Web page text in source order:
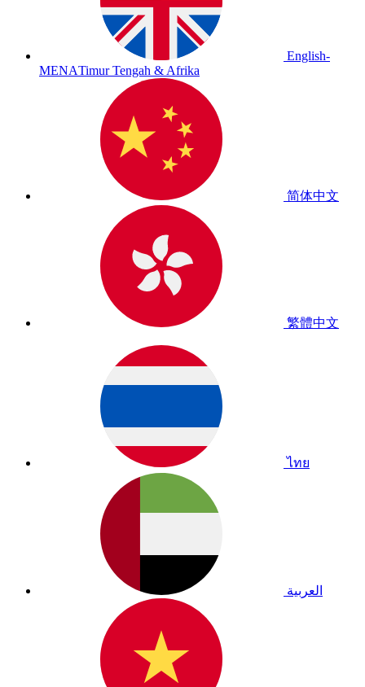
English-
MENATimur Tengah & Afrika
简体中文
繁體中文
ไทย
العربية